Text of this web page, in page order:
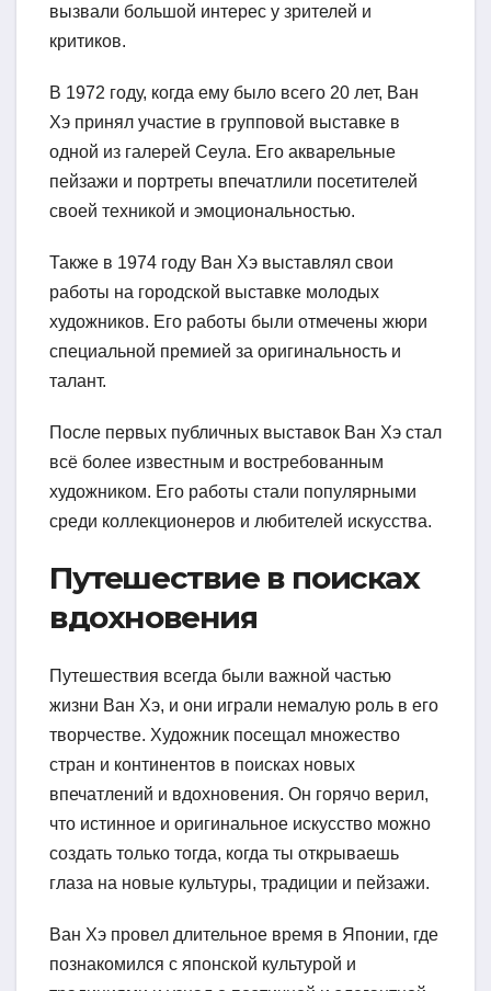
вызвали большой интерес у зрителей и
критиков.
В 1972 году, когда ему было всего 20 лет, Ван
Хэ принял участие в групповой выставке в
одной из галерей Сеула. Его акварельные
пейзажи и портреты впечатлили посетителей
своей техникой и эмоциональностью.
Также в 1974 году Ван Хэ выставлял свои
работы на городской выставке молодых
художников. Его работы были отмечены жюри
специальной премией за оригинальность и
талант.
После первых публичных выставок Ван Хэ стал
всё более известным и востребованным
художником. Его работы стали популярными
среди коллекционеров и любителей искусства.
Путешествие в поисках
вдохновения
Путешествия всегда были важной частью
жизни Ван Хэ, и они играли немалую роль в его
творчестве. Художник посещал множество
стран и континентов в поисках новых
впечатлений и вдохновения. Он горячо верил,
что истинное и оригинальное искусство можно
создать только тогда, когда ты открываешь
глаза на новые культуры, традиции и пейзажи.
Ван Хэ провел длительное время в Японии, где
познакомился с японской культурой и